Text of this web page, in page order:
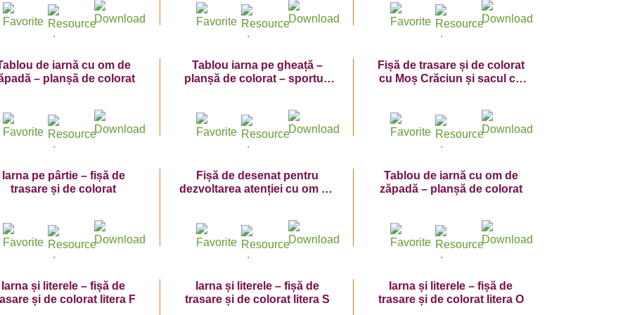
de iarnă cu om de
– planșă de colorat
Tablou iarna pe gheață –
planșă de colorat – sporturi
Fișă de trasare și de colorat
cu Moș Crăciun și sacul cu
Iarna pe pârtie – fișă de
trasare și de colorat
Fișă de desenat pentru
dezvoltarea atenției cu om de
Tablou de iarnă cu om de
zăpadă – planșă de colorat
Iarna și literele – fișă de
și de colorat litera F
Iarna și literele – fișă de
trasare și de colorat litera S
Iarna și literele – fișă de
trasare și de colorat litera O